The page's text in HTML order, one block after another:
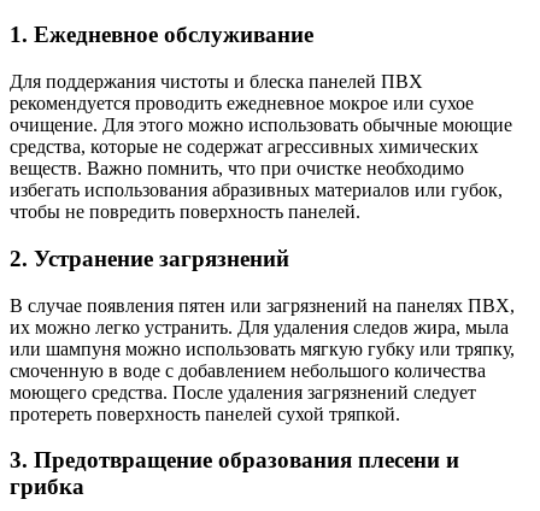
1. Ежедневное обслуживание
Для поддержания чистоты и блеска панелей ПВХ
рекомендуется проводить ежедневное мокрое или сухое
очищение. Для этого можно использовать обычные моющие
средства, которые не содержат агрессивных химических
веществ. Важно помнить, что при очистке необходимо
избегать использования абразивных материалов или губок,
чтобы не повредить поверхность панелей.
2. Устранение загрязнений
В случае появления пятен или загрязнений на панелях ПВХ,
их можно легко устранить. Для удаления следов жира, мыла
или шампуня можно использовать мягкую губку или тряпку,
смоченную в воде с добавлением небольшого количества
моющего средства. После удаления загрязнений следует
протереть поверхность панелей сухой тряпкой.
3. Предотвращение образования плесени и
грибка